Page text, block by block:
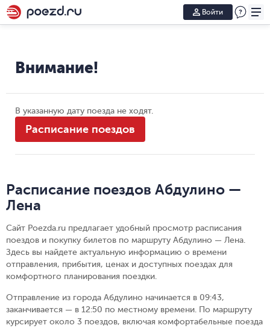
Войти
Внимание!
В указанную дату поезда не ходят.
Расписание поездов
Расписание поездов Абдулино —
Лена
Сайт Poezda.ru предлагает удобный просмотр расписания
поездов и покупку билетов по маршруту Абдулино — Лена.
Здесь вы найдете актуальную информацию о времени
отправления, прибытия, ценах и доступных поездах для
комфортного планирования поездки.
Отправление из города Абдулино начинается в 09:43,
заканчивается — в 12:50 по местному времени. По маршруту
курсирует около 3 поездов, включая комфортабельные поезда